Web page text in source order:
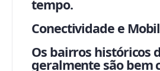
tempo.
Conectividade e
Os bairros históricos
geralmente são bem